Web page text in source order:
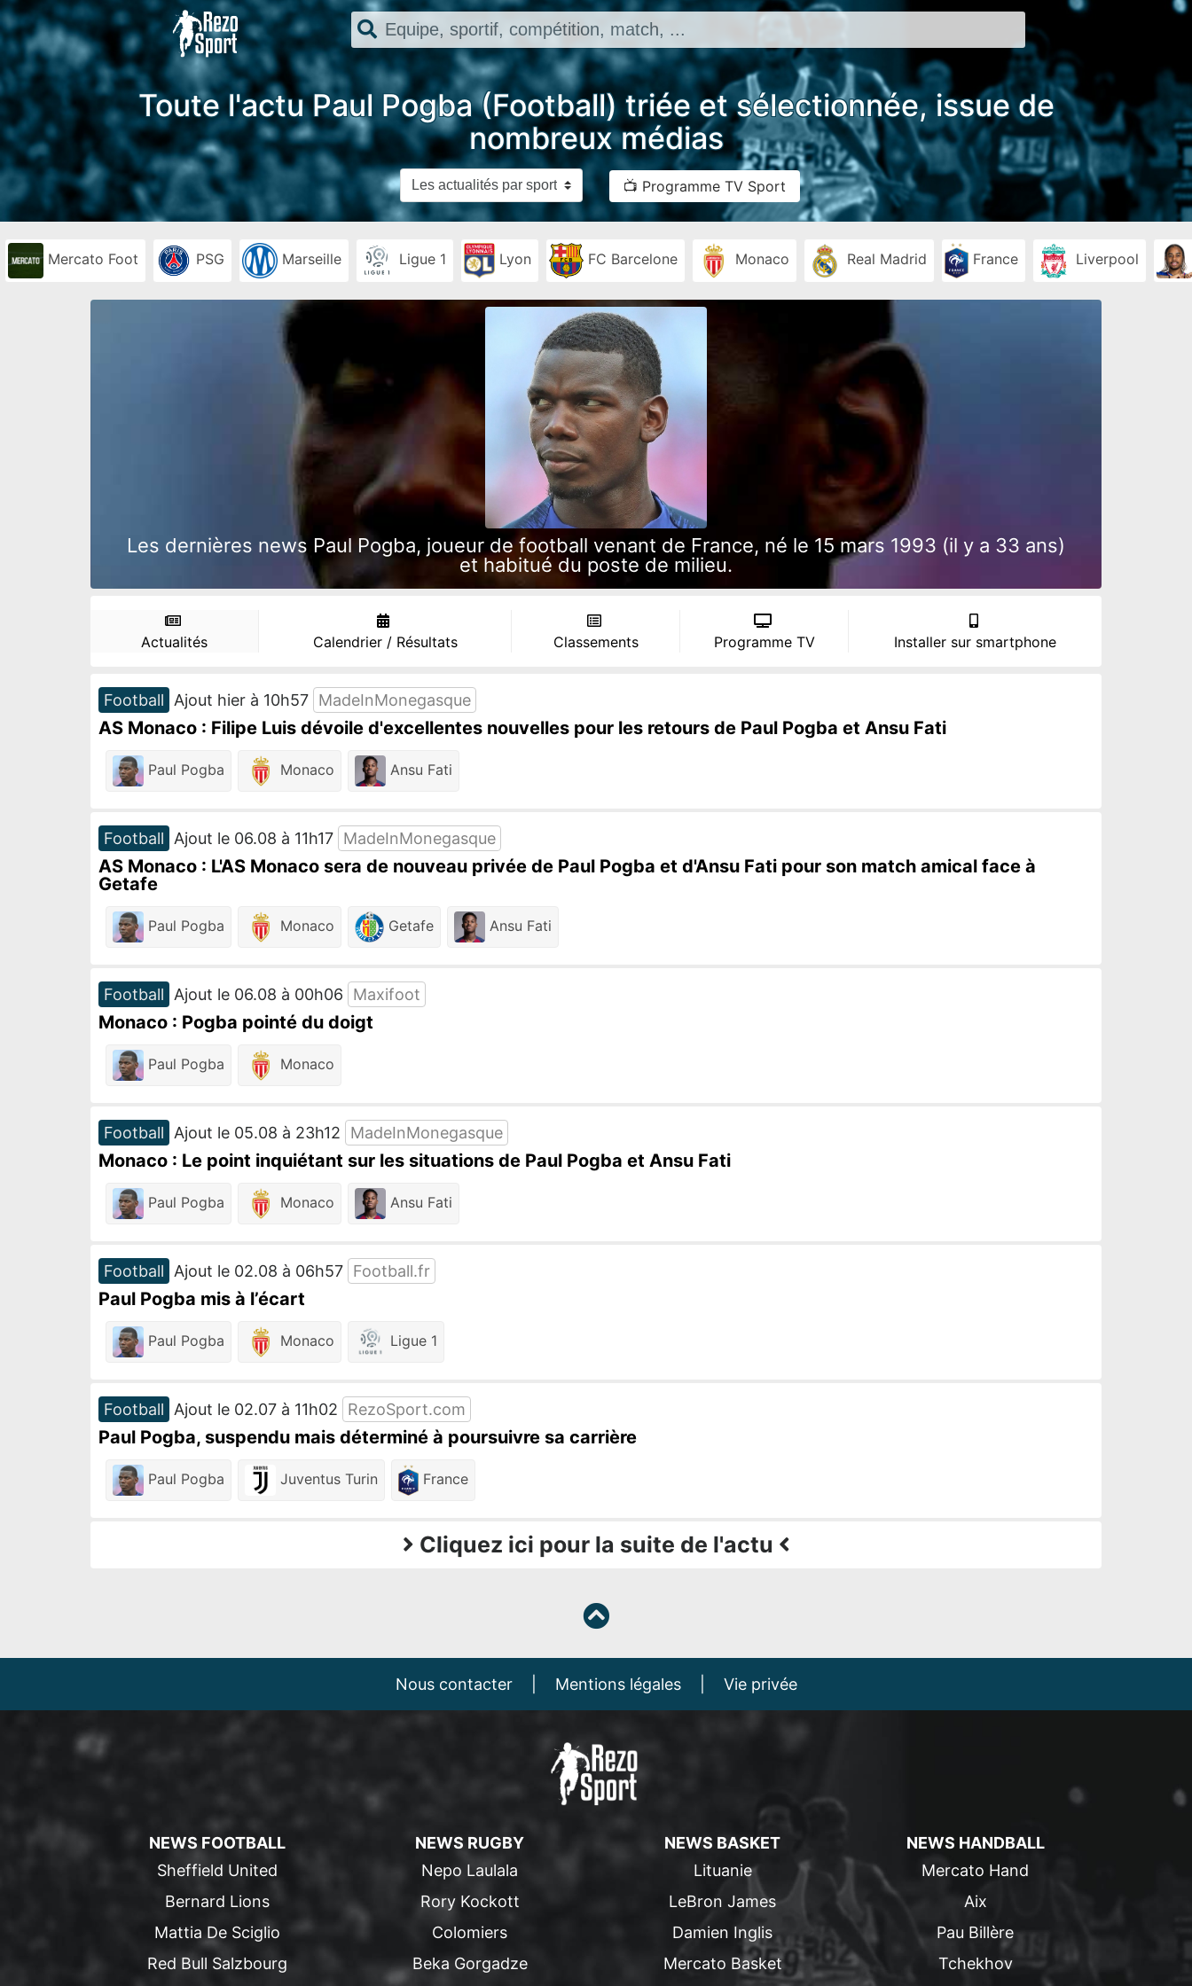
Toute l'actu Paul Pogba (Football) triée et sélectionnée, issue de
nombreux médias
📺 Programme TV Sport
Mercato Foot PSG Marseille Ligue 1 Lyon FC Barcelone Monaco Real Madrid France Liverpool
Les dernières news Paul Pogba, joueur de football venant de France, né le 15 mars 1993 (il y a 33 ans)
et habitué du poste de milieu.
Actualités Calendrier / Résultats Classements Programme TV Installer sur smartphone
Football Ajout hier à 10h57 MadeInMonegasque
AS Monaco : Filipe Luis dévoile d'excellentes nouvelles pour les retours de Paul Pogba et Ansu Fati
Paul Pogba Monaco Ansu Fati
Football Ajout le 06.08 à 11h17 MadeInMonegasque
AS Monaco : L'AS Monaco sera de nouveau privée de Paul Pogba et d'Ansu Fati pour son match amical face à
Getafe
Paul Pogba Monaco Getafe Ansu Fati
Football Ajout le 06.08 à 00h06 Maxifoot
Monaco : Pogba pointé du doigt
Paul Pogba Monaco
Football Ajout le 05.08 à 23h12 MadeInMonegasque
Monaco : Le point inquiétant sur les situations de Paul Pogba et Ansu Fati
Paul Pogba Monaco Ansu Fati
Football Ajout le 02.08 à 06h57 Football.fr
Paul Pogba mis à l’écart
Paul Pogba Monaco Ligue 1
Football Ajout le 02.07 à 11h02 RezoSport.com
Paul Pogba, suspendu mais déterminé à poursuivre sa carrière
Paul Pogba Juventus Turin France
Cliquez ici pour la suite de l'actu
Nous contacter Mentions légales Vie privée
NEWS FOOTBALL
Sheffield United
Bernard Lions
Mattia De Sciglio
Red Bull Salzbourg
NEWS RUGBY
Nepo Laulala
Rory Kockott
Colomiers
Beka Gorgadze
NEWS BASKET
Lituanie
LeBron James
Damien Inglis
Mercato Basket
NEWS HANDBALL
Mercato Hand
Aix
Pau Billère
Tchekhov